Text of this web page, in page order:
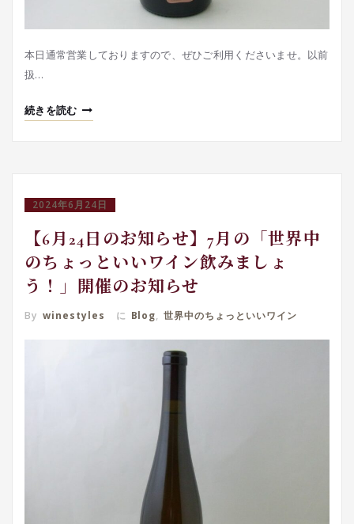
本日通常営業しておりますので、ぜひご利用くださいませ。以前
扱…
続きを読む
2024年6月24日
【6月24日のお知らせ】7月の「世界中
のちょっといいワイン飲みましょ
う！」開催のお知らせ
By winestyles に Blog, 世界中のちょっといいワイン